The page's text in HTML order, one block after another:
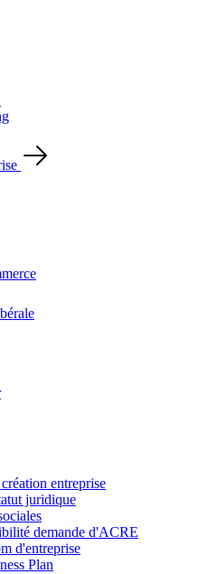
entreprise
juridique
demande d'ACRE
d'entreprise
Plan